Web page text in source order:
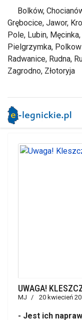
Bolków,
Grębocice, Jawor,
Pole, Lubin,
Pielgrzymka,
Radwanice, Rudna,
Zagrodno, Złotoryja
UWAGA!
MJ 20 kwiecień
- Jest ich